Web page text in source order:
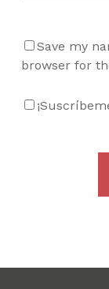
Save my
browser for